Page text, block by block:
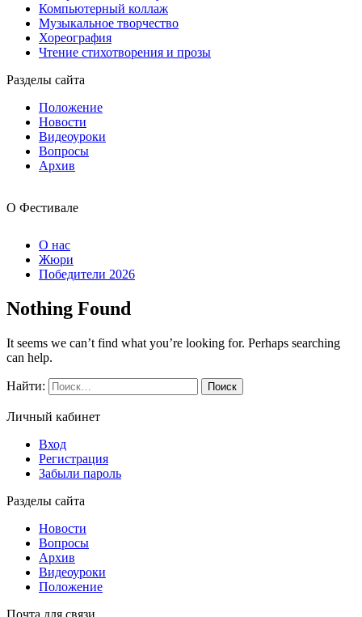
Компьютерный коллаж
Музыкальное творчество
Хореография
Чтение стихотворения и прозы
Разделы сайта
Положение
Новости
Видеоуроки
Вопросы
Архив
О Фестивале
О нас
Жюри
Победители 2026
Nothing Found
It seems we can’t find what you’re looking for. Perhaps searching
can help.
Найти:
Личный кабинет
Вход
Регистрация
Забыли пароль
Разделы сайта
Новости
Вопросы
Архив
Видеоуроки
Положение
Почта для связи